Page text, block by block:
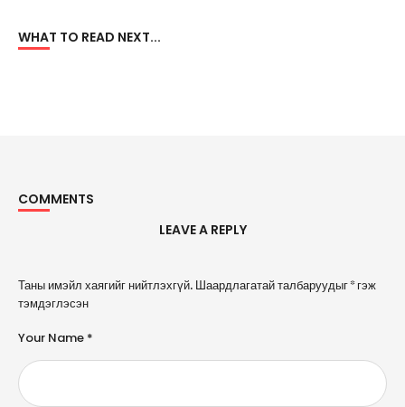
WHAT TO READ NEXT...
COMMENTS
LEAVE A REPLY
Таны имэйл хаягийг нийтлэхгүй. Шаардлагатай талбаруудыг*гэж
тэмдэглэсэн
Your Name *
A
l
e
n
a
ti